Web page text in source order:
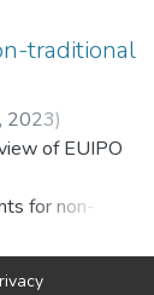
traditional
, 2023)
;
of EUIPO
for non-
relate to
motion,